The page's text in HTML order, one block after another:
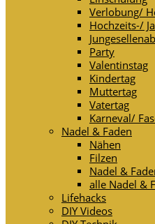
Verlobung/
Hochzeits-/
Party
Valentinstag
Kindertag
Muttertag
Vatertag
Karneval/
Nadel & Faden
Nähen
Filzen
Nadel &
alle Nadel &
Lifehacks
DIY Videos